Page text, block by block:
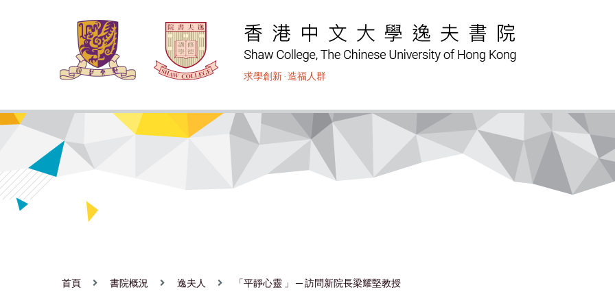
求學創新‧造福人群
首頁 書院概況 逸夫人 「平靜心靈 」 ─ 訪問新院長梁耀堅教授